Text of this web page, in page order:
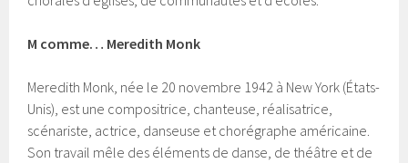
M comme… Meredith Monk
Meredith Monk, née le 20 novembre 1942 à New York (États-
Unis), est une compositrice, chanteuse, réalisatrice,
scénariste, actrice, danseuse et chorégraphe américaine.
Son travail mêle des éléments de danse, de théâtre et de